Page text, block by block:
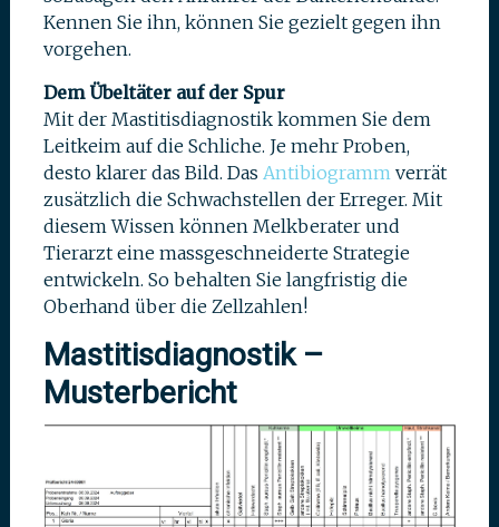
Kennen Sie ihn, können Sie gezielt gegen ihn
vorgehen.
Dem Übeltäter auf der Spur
Mit der Mastitisdiagnostik kommen Sie dem
Leitkeim auf die Schliche. Je mehr Proben,
desto klarer das Bild. Das Antibiogramm verrät
zusätzlich die Schwachstellen der Erreger. Mit
diesem Wissen können Melkberater und
Tierarzt eine massgeschneiderte Strategie
entwickeln. So behalten Sie langfristig die
Oberhand über die Zellzahlen!
Mastitisdiagnostik –
Musterbericht